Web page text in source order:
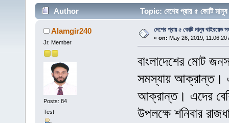
Author Topic: দেশের প্রায় ৫ কোটি
Alamgir240
Jr. Member
Posts: 84
Test
দেশের প্রায় ৫ কোটি মানুষ থাইরয়েড
« on: May 26, 2019, 11:06:20
বাংলাদেশের মোট
সমস্যায় আক্রান্ত।
আক্রান্ত। এদের
উপলক্ষে শনিবার